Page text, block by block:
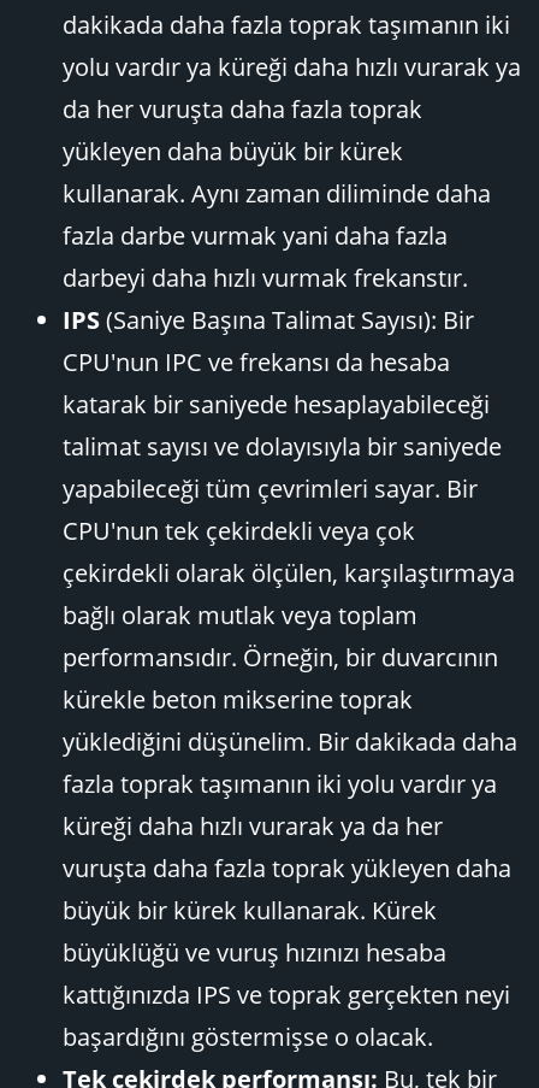
dakikada daha fazla toprak taşımanın iki
yolu vardır ya küreği daha hızlı vurarak ya
da her vuruşta daha fazla toprak
yükleyen daha büyük bir kürek
kullanarak. Aynı zaman diliminde daha
fazla darbe vurmak yani daha fazla
darbeyi daha hızlı vurmak frekanstır.
IPS(Saniye Başına Talimat Sayısı): Bir
CPU'nun IPC ve frekansı da hesaba
katarak bir saniyede hesaplayabileceği
talimat sayısı ve dolayısıyla bir saniyede
yapabileceği tüm çevrimleri sayar. Bir
CPU'nun tek çekirdekli veya çok
çekirdekli olarak ölçülen, karşılaştırmaya
bağlı olarak mutlak veya toplam
performansıdır. Örneğin, bir duvarcının
kürekle beton mikserine toprak
yüklediğini düşünelim. Bir dakikada daha
fazla toprak taşımanın iki yolu vardır ya
küreği daha hızlı vurarak ya da her
vuruşta daha fazla toprak yükleyen daha
büyük bir kürek kullanarak. Kürek
büyüklüğü ve vuruş hızınızı hesaba
kattığınızda IPS ve toprak gerçekten neyi
başardığını göstermişse o olacak.
Tek çekirdek performansı: Bu, tek bir